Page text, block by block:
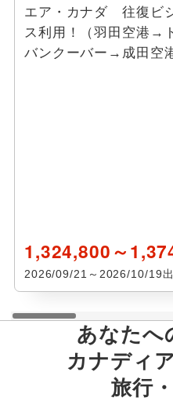
ゴルフ
その他テーマ
エア・カナダ 往復ビ
ス利用！（羽田空港→
バンクーバー→成田空
1,324,800～
2026/09/21～2026/10/19
あなたへ
カナディ
旅行